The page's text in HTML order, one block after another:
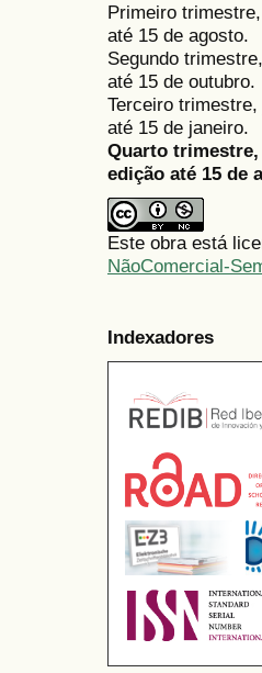
Primeiro
até 15 de agosto.
Segundo
até 15 de outubro.
Terceiro
até 15 de janeiro.
Quarto trimestre,
edição até 15 de
Este obra está
NãoComercial-
Indexadores